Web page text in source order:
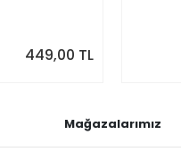
449,00 TL
Mağazalarımız